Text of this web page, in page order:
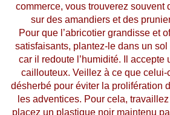
commerce, vous trouverez souvent
sur des amandiers et des
Pour que l’abricotier grandisse et
satisfaisants, plantez-le dans un
car il redoute l’humidité. Il accepte
caillouteux. Veillez à ce que celui-
désherbé pour éviter la prolifération
les adventices. Pour cela,
placez un plastique noir maintenu